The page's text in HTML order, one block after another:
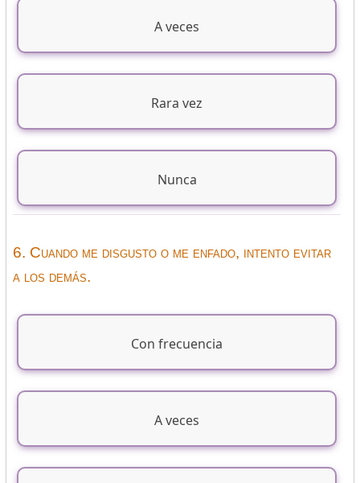
A veces
Rara vez
Nunca
6. Cuando me disgusto o me enfado, intento evitar
a los demás.
Con frecuencia
A veces